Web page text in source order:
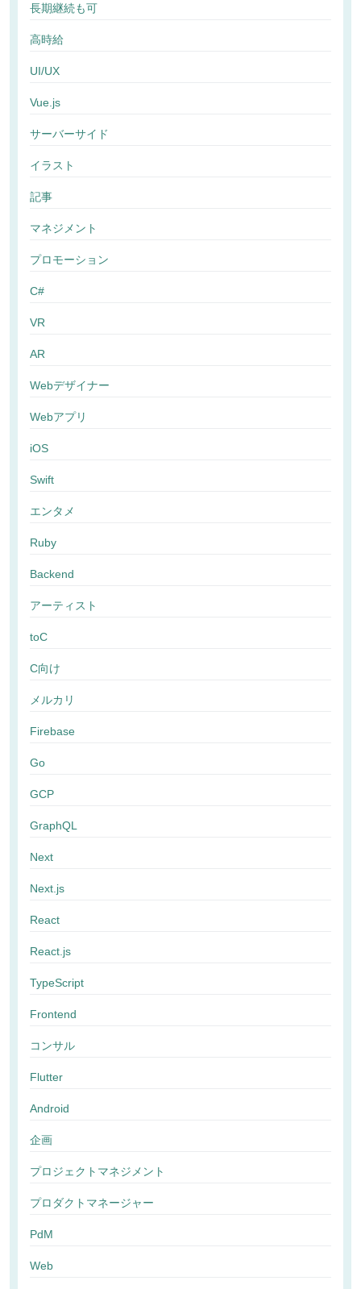
長期継続も可
高時給
UI/UX
Vue.js
サーバーサイド
イラスト
記事
マネジメント
プロモーション
C#
VR
AR
Webデザイナー
Webアプリ
iOS
Swift
エンタメ
Ruby
Backend
アーティスト
toC
C向け
メルカリ
Firebase
Go
GCP
GraphQL
Next
Next.js
React
React.js
TypeScript
Frontend
コンサル
Flutter
Android
企画
プロジェクトマネジメント
プロダクトマネージャー
PdM
Web